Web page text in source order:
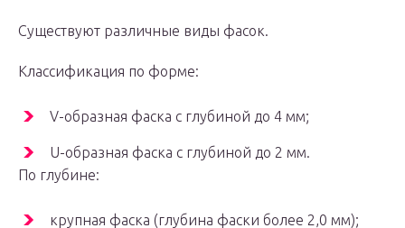
Существуют различные виды фасок.
Классификация по форме:
V-образная фаска с глубиной до 4 мм;
U-образная фаска с глубиной до 2 мм.
По глубине:
крупная фаска (глубина фаски более 2,0 мм);